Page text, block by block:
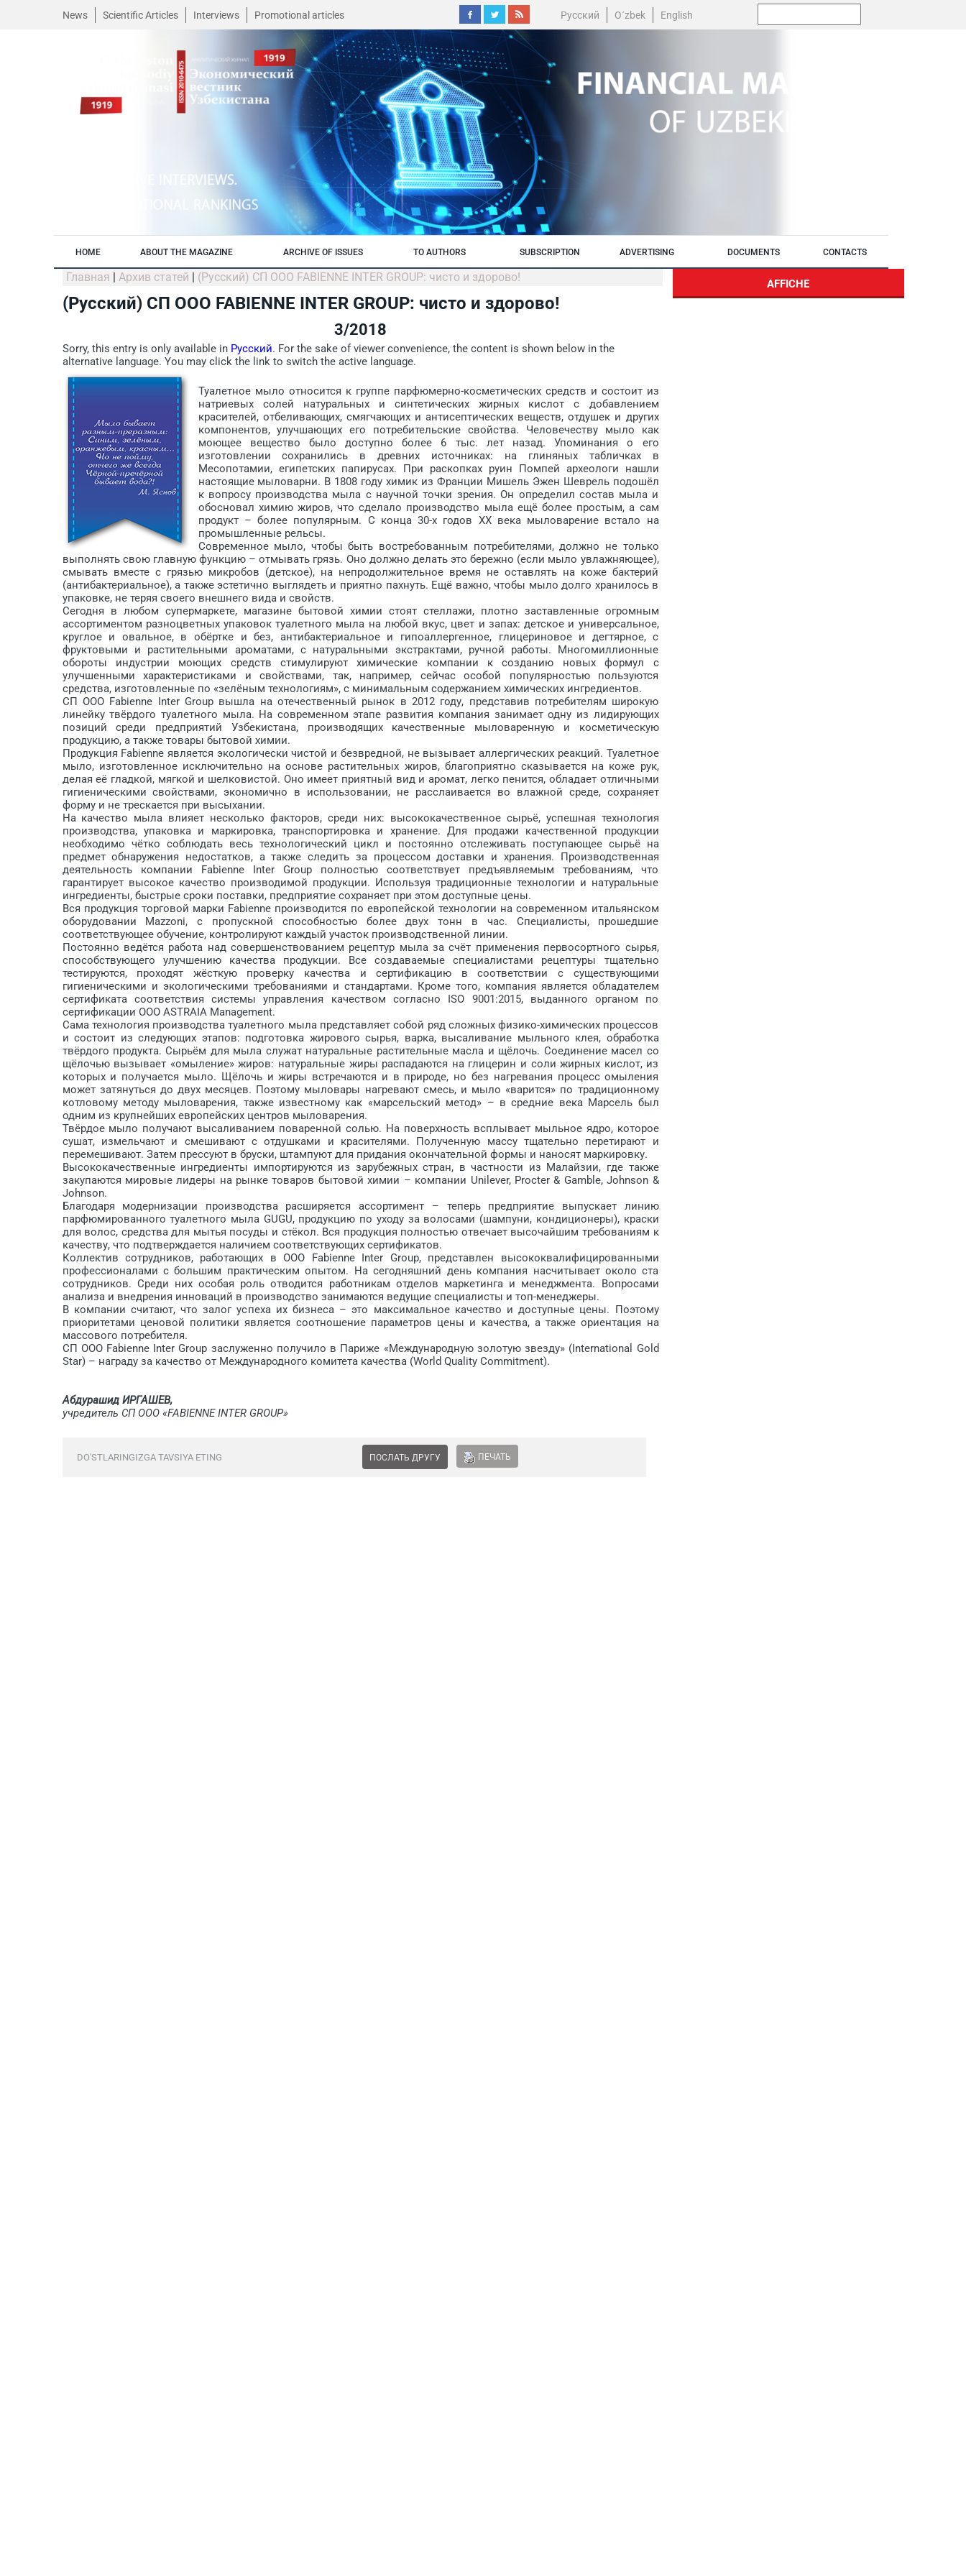
News Scientific Articles Interviews Promotional articles Русский O´zbek English
HOME ABOUT THE MAGAZINE ARCHIVE OF ISSUES TO AUTHORS SUBSCRIPTION ADVERTISING DOCUMENTS CONTACTS
Главная | Архив статей | (Русский) СП ООО FABIENNE INTER GROUP: чисто и здорово!
(Русский) СП ООО FABIENNE INTER GROUP: чисто и здорово!
3/2018
Sorry, this entry is only available in Русский. For the sake of viewer convenience, the content is shown below in the
alternative language. You may click the link to switch the active language.
Туалетное мыло относится к группе парфюмерно-косметических средств и состоит из
натриевых солей натуральных и синтетических жирных кислот с добавлением
красителей, отбеливающих, смягчающих и антисептических веществ, отдушек и других
компонентов, улучшающих его потребительские свойства. Человечеству мыло как
моющее вещество было доступно более 6 тыс. лет назад. Упоминания о его
изготовлении сохранились в древних источниках: на глиняных табличках в
Месопотамии, египетских папирусах. При раскопках руин Помпей археологи нашли
настоящие мыловарни. В 1808 году химик из Франции Мишель Эжен Шеврель подошёл
к вопросу производства мыла с научной точки зрения. Он определил состав мыла и
обосновал химию жиров, что сделало производство мыла ещё более простым, а сам
продукт – более популярным. С конца 30-х годов ХХ века мыловарение встало на
промышленные рельсы.
Современное мыло, чтобы быть востребованным потребителями, должно не только
выполнять свою главную функцию – отмывать грязь. Оно должно делать это бережно (если мыло увлажняющее),
смывать вместе с грязью микробов (детское), на непродолжительное время не оставлять на коже бактерий
(антибактериальное), а также эстетично выглядеть и приятно пахнуть. Ещё важно, чтобы мыло долго хранилось в
упаковке, не теряя своего внешнего вида и свойств.
Сегодня в любом супермаркете, магазине бытовой химии стоят стеллажи, плотно заставленные огромным
ассортиментом разноцветных упаковок туалетного мыла на любой вкус, цвет и запах: детское и универсальное,
круглое и овальное, в обёртке и без, антибактериальное и гипоаллергенное, глицериновое и дегтярное, с
фруктовыми и растительными ароматами, с натуральными экстрактами, ручной работы. Многомиллионные
обороты индустрии моющих средств стимулируют химические компании к созданию новых формул с
улучшенными характеристиками и свойствами, так, например, сейчас особой популярностью пользуются
средства, изготовленные по «зелёным технологиям», с минимальным содержанием химических ингредиентов.
СП ООО Fabienne Inter Group вышла на отечественный рынок в 2012 году, представив потребителям широкую
линейку твёрдого туалетного мыла. На современном этапе развития компания занимает одну из лидирующих
позиций среди предприятий Узбекистана, производящих качественные мыловаренную и косметическую
продукцию, а также товары бытовой химии.
Продукция Fabienne является экологически чистой и безвредной, не вызывает аллергических реакций. Туалетное
мыло, изготовленное исключительно на основе растительных жиров, благоприятно сказывается на коже рук,
делая её гладкой, мягкой и шелковистой. Оно имеет приятный вид и аромат, легко пенится, обладает отличными
гигиеническими свойствами, экономично в использовании, не расслаивается во влажной среде, сохраняет
форму и не трескается при высыхании.
На качество мыла влияет несколько факторов, среди них: высококачественное сырьё, успешная технология
производства, упаковка и маркировка, транспортировка и хранение. Для продажи качественной продукции
необходимо чётко соблюдать весь технологический цикл и постоянно отслеживать поступающее сырьё на
предмет обнаружения недостатков, а также следить за процессом доставки и хранения. Производственная
деятельность компании Fabienne Inter Group полностью соответствует предъявляемым требованиям, что
гарантирует высокое качество производимой продукции. Используя традиционные технологии и натуральные
ингредиенты, быстрые сроки поставки, предприятие сохраняет при этом доступные цены.
Вся продукция торговой марки Fabienne производится по европейской технологии на современном итальянском
оборудовании Mazzoni, с пропускной способностью более двух тонн в час. Специалисты, прошедшие
соответствующее обучение, контролируют каждый участок производственной линии.
Постоянно ведётся работа над совершенствованием рецептур мыла за счёт применения первосортного сырья,
способствующего улучшению качества продукции. Все создаваемые специалистами рецептуры тщательно
тестируются, проходят жёсткую проверку качества и сертификацию в соответствии с существующими
гигиеническими и экологическими требованиями и стандартами. Кроме того, компания является обладателем
сертификата соответствия системы управления качеством согласно ISO 9001:2015, выданного органом по
сертификации ООО ASTRAIA Management.
Сама технология производства туалетного мыла представляет собой ряд сложных физико-химических процессов
и состоит из следующих этапов: подготовка жирового сырья, варка, высаливание мыльного клея, обработка
твёрдого продукта. Сырьём для мыла служат натуральные растительные масла и щёлочь. Соединение масел со
щёлочью вызывает «омыление» жиров: натуральные жиры распадаются на глицерин и соли жирных кислот, из
которых и получается мыло. Щёлочь и жиры встречаются и в природе, но без нагревания процесс омыления
может затянуться до двух месяцев. Поэтому мыловары нагревают смесь, и мыло «варится» по традиционному
котловому методу мыловарения, также известному как «марсельский метод» – в средние века Марсель был
одним из крупнейших европейских центров мыловарения.
Твёрдое мыло получают высаливанием поваренной солью. На поверхность всплывает мыльное ядро, которое
сушат, измельчают и смешивают с отдушками и красителями. Полученную массу тщательно перетирают и
перемешивают. Затем прессуют в бруски, штампуют для придания окончательной формы и наносят маркировку.
Высококачественные ингредиенты импортируются из зарубежных стран, в частности из Малайзии, где также
закупаются мировые лидеры на рынке товаров бытовой химии – компании Unilever, Procter & Gamble, Johnson &
Johnson.
Благодаря модернизации производства расширяется ассортимент – теперь предприятие выпускает линию
парфюмированного туалетного мыла GUGU, продукцию по уходу за волосами (шампуни, кондиционеры), краски
для волос, средства для мытья посуды и стёкол. Вся продукция полностью отвечает высочайшим требованиям к
качеству, что подтверждается наличием соответствующих сертификатов.
Коллектив сотрудников, работающих в ООО Fabienne Inter Group, представлен высококвалифицированными
профессионалами с большим практическим опытом. На сегодняшний день компания насчитывает около ста
сотрудников. Среди них особая роль отводится работникам отделов маркетинга и менеджмента. Вопросами
анализа и внедрения инноваций в производство занимаются ведущие специалисты и топ-менеджеры.
В компании считают, что залог успеха их бизнеса – это максимальное качество и доступные цены. Поэтому
приоритетами ценовой политики является соотношение параметров цены и качества, а также ориентация на
массового потребителя.
СП ООО Fabienne Inter Group ­заслуженно получило в Париже «Меж­дународную золотую звезду» (International Gold
Star) – награду за качество от Международного комите­та качества (World Quality Commitment).
Абдурашид ИРГАШЕВ,
учредитель СП ООО «FABIENNE INTER GROUP»
DO'STLARINGIZGA TAVSIYA ETING ПОСЛАТЬ ДРУГУ ПЕЧАТЬ
AFFICHE